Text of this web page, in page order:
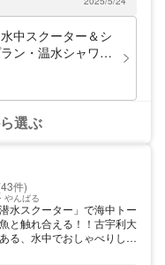
お写真もたくさん撮って
嬉しいです。 最後に
、 おふたりのホスピタ
！！！ 最初は足
の方にもおすすめで
中スクーター＆シ
ン・温水シャワー
・カップル・女
すすめ！
選ぶ
件)
やんばる
水スクーター」で海中トー
と触れ合える！！古宇利大
る、水中でおしゃべりしな